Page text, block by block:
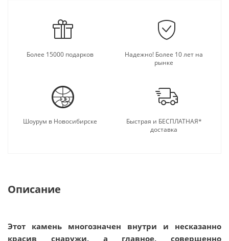
камень-оберег. Этот благотворный
жизнеутверждающий самоцвет проясняет ум,
психику и оказывает тотальное обезболивающее
Более 15000 подарков
Надежно! Более 10 лет на
рынке
Шоурум в Новосибирске
Быстрая и БЕСПЛАТНАЯ*
доставка
Описание
Этот камень многозначен внутри и несказанно
красив снаружи, а главное, совершенно